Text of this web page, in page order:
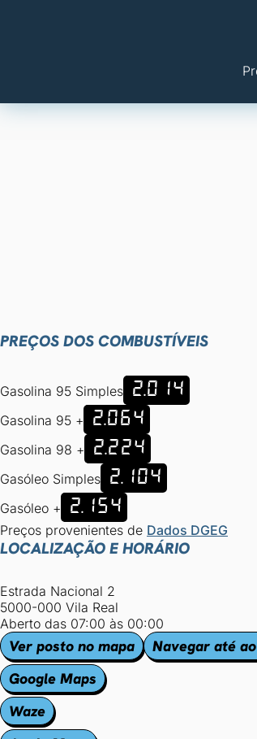
PREÇOS DOS COMBUSTÍVEIS
Gasolina 95 Simples 2.014
Gasolina 95 + 2.064
Gasolina 98 + 2.224
Gasóleo Simples 2.104
Gasóleo + 2.154
Preços provenientes de Dados DGEG
LOCALIZAÇÃO E HORÁRIO
Estrada Nacional 2
5000-000 Vila Real
Aberto das 07:00 às 00:00
Ver posto no mapa
Navegar até
Google Maps
Waze